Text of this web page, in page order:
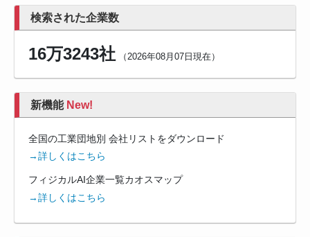
検索された企業数
16万3243社（2026年08月07日現在）
新機能 New!
全国の工業団地別 会社リストをダウンロード
→詳しくはこちら
フィジカルAI企業一覧カオスマップ
→詳しくはこちら